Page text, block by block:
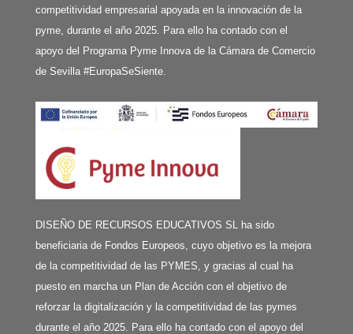
competitividad empresarial apoyada en la innovación de la
pyme, durante el año 2025. Para ello ha contado con el
apoyo del Programa Pyme Innova de la Cámara de Comercio
de Sevilla #EuropaSeSiente.
DISEÑO DE RECURSOS EDUCATIVOS SL ha sido
beneficiaria de Fondos Europeos, cuyo objetivo es la mejora
de la competitividad de las PYMES, y gracias al cual ha
puesto en marcha un Plan de Acción con el objetivo de
reforzar la digitalización y la competitividad de las pymes
durante el año 2025. Para ello ha contado con el apoyo del